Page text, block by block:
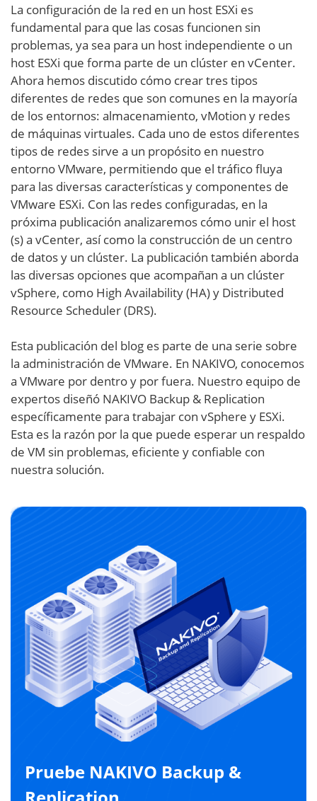
La configuración de la red en un host ESXi es
fundamental para que las cosas funcionen sin
problemas, ya sea para un host independiente o un
host ESXi que forma parte de un clúster en vCenter.
Ahora hemos discutido cómo crear tres tipos
diferentes de redes que son comunes en la mayoría
de los entornos: almacenamiento, vMotion y redes
de máquinas virtuales. Cada uno de estos diferentes
tipos de redes sirve a un propósito en nuestro
entorno VMware, permitiendo que el tráfico fluya
para las diversas características y componentes de
VMware ESXi. Con las redes configuradas, en la
próxima publicación analizaremos cómo unir el host
(s) a vCenter, así como la construcción de un centro
de datos y un clúster. La publicación también aborda
las diversas opciones que acompañan a un clúster
vSphere, como High Availability (HA) y Distributed
Resource Scheduler (DRS).
Esta publicación del blog es parte de una serie sobre
la administración de VMware. En NAKIVO, conocemos
a VMware por dentro y por fuera. Nuestro equipo de
expertos diseñó NAKIVO Backup & Replication
específicamente para trabajar con vSphere y ESXi.
Esta es la razón por la que puede esperar un respaldo
de VM sin problemas, eficiente y confiable con
nuestra solución.
Pruebe NAKIVO Backup &